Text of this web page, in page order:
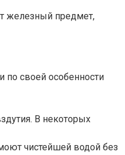
железный предмет,
своей особенности
В некоторых
чистейшей водой без